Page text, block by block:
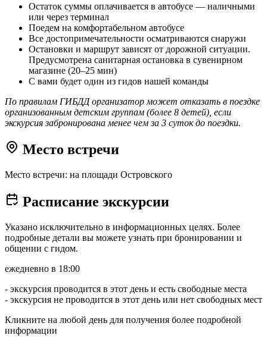
Остаток суммы оплачивается в автобусе — наличными
или через терминал
Поедем на комфортабельном автобусе
Все достопримечательности осматриваются снаружи
Остановки и маршрут зависят от дорожной ситуации.
Предусмотрена санитарная остановка в сувенирном
магазине (20–25 мин)
С вами будет один из гидов нашей команды
По правилам ГИБДД организатор может отказать в поездке
организованным детским группам (более 8 детей), если
экскурсия забронирована менее чем за 3 суток до поездки.
Место встречи
Место встречи: на площади Островского
Расписание экскурсии
Указано исключительно в информационных целях. Более
подробные детали вы можете узнать при бронировании и
общении с гидом.
ежедневно в 18:00
- экскурсия проводится в этот день и есть свободные места
- экскурсия не проводится в этот день или нет свободных мест
Кликните на любой день для получения более подробной
информации